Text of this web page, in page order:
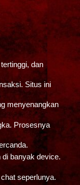
dan
Situs ini
menyenangkan
Prosesnya
di banyak device.
seperlunya.